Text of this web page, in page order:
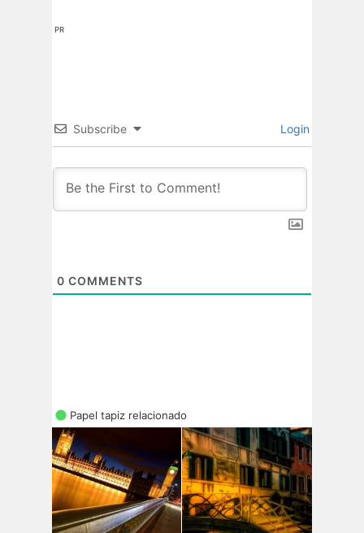
PR
Subscribe Login
0 COMMENTS
Papel tapiz relacionado